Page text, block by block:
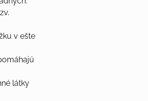
v ešte
látky